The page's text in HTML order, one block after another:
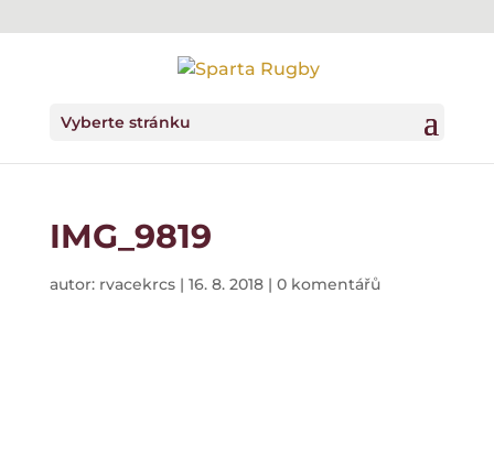
Vyberte stránku
IMG_9819
autor: rvacekrcs| 16. 8. 2018| 0 komentářů